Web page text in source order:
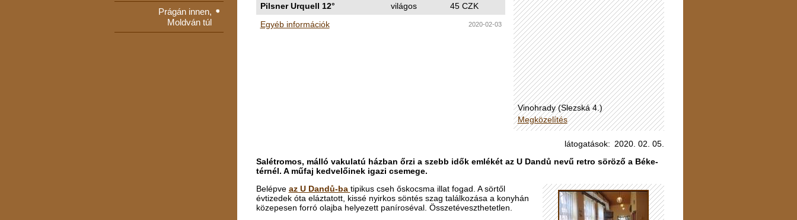
Prágán innen,
Moldván túl
Vinohrady (Slezská 4.)
Megközelítés
Egyéb információk 2020-02-03
Pilsner Urquell 12°
világos 45 CZK
látogatások: 2020. 02. 05.
Salétromos, málló vakulatú házban őrzi a szebb idők emlékét az U Dandů nevű retro söröző a Béke-
térnél. A műfaj kedvelőinek igazi csemege.
Belépve az U Dandů-ba tipikus cseh őskocsma illat fogad. A sörtől
évtizedek óta eláztatott, kissé nyirkos söntés szag találkozása a konyhán
közepesen forró olajba helyezett paníroséval. Összetéveszthetetlen.